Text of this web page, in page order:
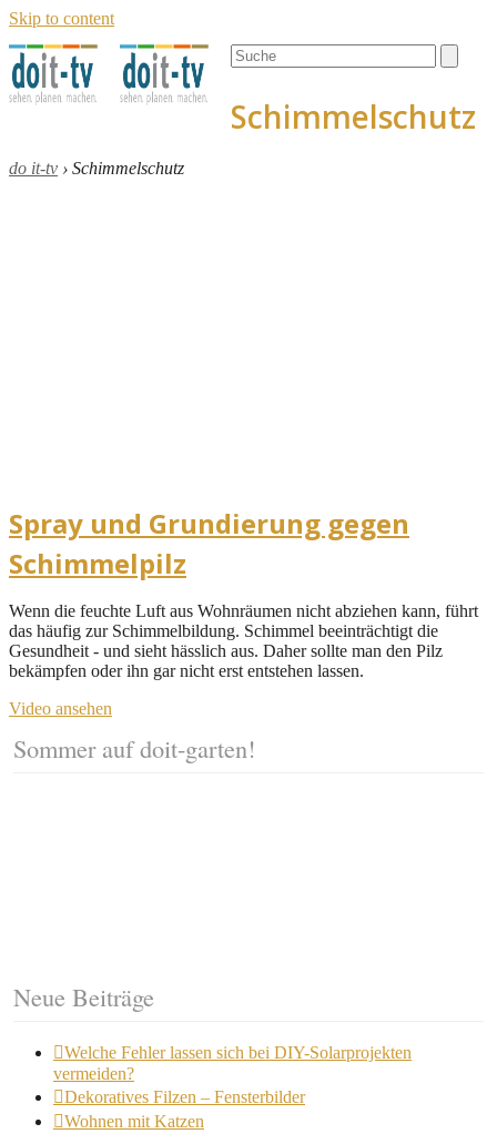
Skip to content
Open
mobile
Close
mobile
Search
Schimmelschutz
do it-tv › Schimmelschutz
Spray und Grundierung gegen
Schimmelpilz
Wenn die feuchte Luft aus Wohnräumen nicht abziehen kann, führt
das häufig zur Schimmelbildung. Schimmel beeinträchtigt die
Gesundheit - und sieht hässlich aus. Daher sollte man den Pilz
bekämpfen oder ihn gar nicht erst entstehen lassen.
Video ansehen
Sommer auf doit-garten!
Neue Beiträge
Welche Fehler lassen sich bei DIY-Solarprojekten
vermeiden?
Dekoratives Filzen – Fensterbilder
Wohnen mit Katzen